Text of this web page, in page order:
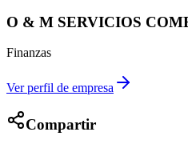
O & M SERVICIOS
Finanzas
Ver perfil de empresa
Compartir